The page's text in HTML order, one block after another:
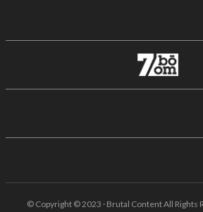
© Copyright © 2023 · Brutal Content All Rights